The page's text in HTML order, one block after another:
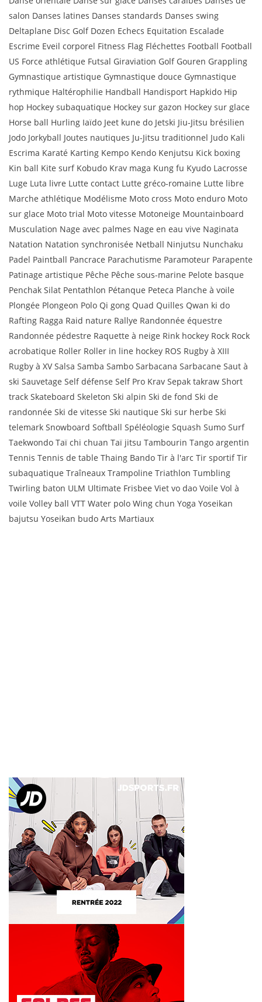
salon Danses latines Danses standards Danses swing
Deltaplane Disc Golf Dozen Echecs Equitation Escalade
Escrime Eveil corporel Fitness Flag Fléchettes Football Football
US Force athlétique Futsal Giraviation Golf Gouren Grappling
Gymnastique artistique Gymnastique douce Gymnastique
rythmique Haltérophilie Handball Handisport Hapkido Hip
hop Hockey subaquatique Hockey sur gazon Hockey sur glace
Horse ball Hurling Iaïdo Jeet kune do Jetski Jiu-Jitsu brésilien
Jodo Jorkyball Joutes nautiques Ju-Jitsu traditionnel Judo Kali
Escrima Karaté Karting Kempo Kendo Kenjutsu Kick boxing
Kin ball Kite surf Kobudo Krav maga Kung fu Kyudo Lacrosse
Luge Luta livre Lutte contact Lutte gréco-romaine Lutte libre
Marche athlétique Modélisme Moto cross Moto enduro Moto
sur glace Moto trial Moto vitesse Motoneige Mountainboard
Musculation Nage avec palmes Nage en eau vive Naginata
Natation Natation synchronisée Netball Ninjutsu Nunchaku
Padel Paintball Pancrace Parachutisme Paramoteur Parapente
Patinage artistique Pêche Pêche sous-marine Pelote basque
Penchak Silat Pentathlon Pétanque Peteca Planche à voile
Plongée Plongeon Polo Qi gong Quad Quilles Qwan ki do
Rafting Ragga Raid nature Rallye Randonnée équestre
Randonnée pédestre Raquette à neige Rink hockey Rock Rock
acrobatique Roller Roller in line hockey ROS Rugby à XIII
Rugby à XV Salsa Samba Sambo Sarbacana Sarbacane Saut à
ski Sauvetage Self défense Self Pro Krav Sepak takraw Short
track Skateboard Skeleton Ski alpin Ski de fond Ski de
randonnée Ski de vitesse Ski nautique Ski sur herbe Ski
telemark Snowboard Softball Spéléologie Squash Sumo Surf
Taekwondo Taï chi chuan Taï jitsu Tambourin Tango argentin
Tennis Tennis de table Thaing Bando Tir à l'arc Tir sportif Tir
subaquatique Traîneaux Trampoline Triathlon Tumbling
Twirling baton ULM Ultimate Frisbee Viet vo dao Voile Vol à
voile Volley ball VTT Water polo Wing chun Yoga Yoseikan
bajutsu Yoseikan budo Arts Martiaux